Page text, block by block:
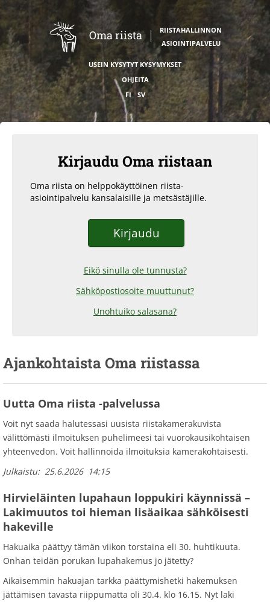
Oma riista
RIISTAHALLINNON
ASIOINTIPALVELU
USEIN KYSYTYT KYSYMYKSET
OHJEITA
FI
SV
Kirjaudu Oma riistaan
Oma riista on helppokäyttöinen riista-
asiointipalvelu kansalaisille ja metsästäjille.
Kirjaudu
Eikö sinulla ole tunnusta?
Sähköpostiosoite muuttunut?
Unohtuiko salasana?
Ajankohtaista Oma riistassa
Uutta Oma riista -palvelussa
Voit nyt saada halutessasi uusista riistakamerakuvista
välittömästi ilmoituksen puhelimeesi tai vuorokausikohtaisen
yhteenvedon. Voit hallinnoida ilmoituksia kamerakohtaisesti.
Julkaistu: 25.6.2026 14:15
Hirvieläinten lupahaun loppukiri käynnissä –
Lakimuutos toi hieman lisäaikaa sähköisesti
hakeville
Hakuaika päättyy tämän viikon torstaina eli 30. huhtikuuta.
Onhan teidän porukan lupahakemus jo jätetty?
Aikaisemmin hakuajan tarkka päättymishetki hakemuksen
jättämisen tavasta riippumatta oli 30.4. klo 16.15. Nyt laki